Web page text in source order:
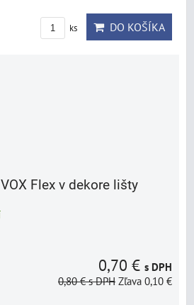
ks DO KOŠÍKA
Flex v dekore lišty
0,70 € s DPH
0,80 €s DPH Zľava 0,10 €